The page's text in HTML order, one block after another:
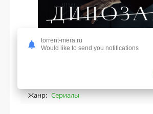
Жанр: Сериалы
torrent-mera.ru
Would like to send you notifications